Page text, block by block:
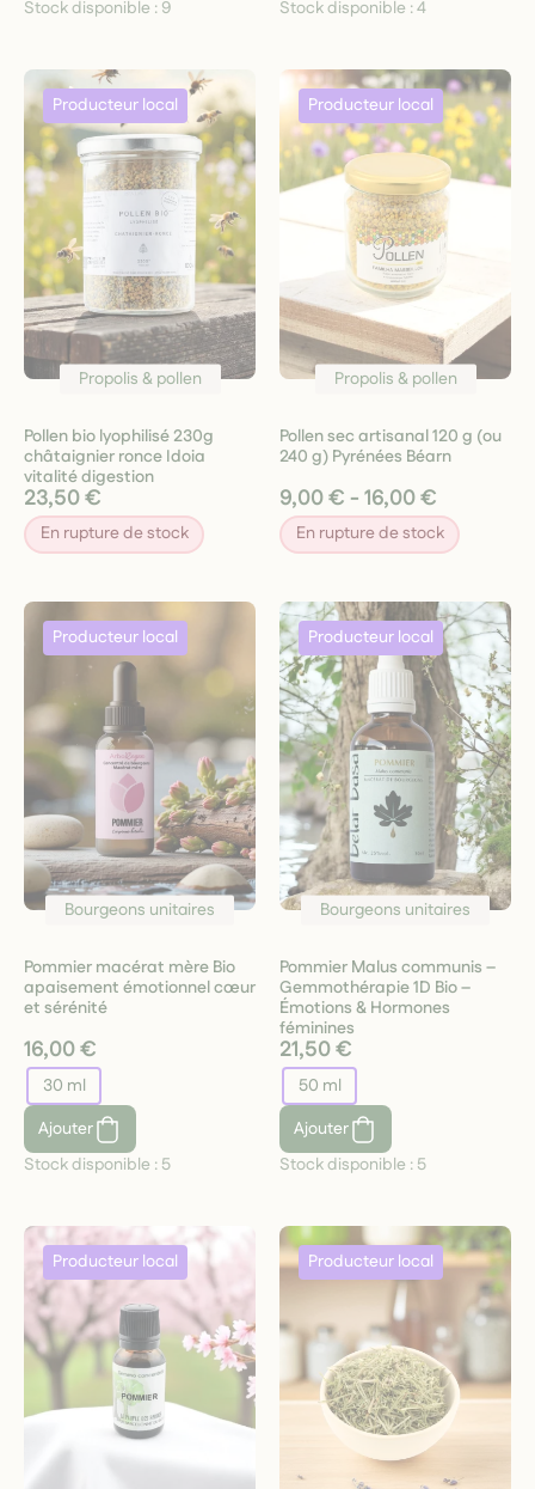
Stock disponible : 9 Stock disponible :4
Propolis & pollen
Pollen bio lyophilisé 230g
châtaignier ronce Idoia
vitalité digestion
23,50 €
En rupture de stock
Propolis & pollen
Pollen sec artisanal 120 g (ou
240 g) Pyrénées Béarn
9,00 € - 16,00 €
En rupture de stock
Bourgeons unitaires
Pommier macérat mère Bio
apaisement émotionnel cœur
et sérénité
16,00 €
30 ml
Ajouter
Stock disponible : 5
Bourgeons unitaires
Pommier Malus communis –
Gemmothérapie 1D Bio –
Émotions & Hormones
féminines
21,50 €
50 ml
Ajouter
Stock disponible : 5